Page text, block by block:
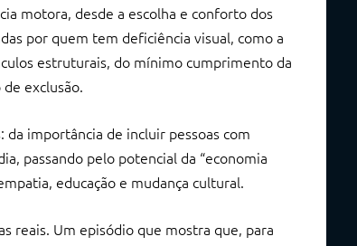
motora, desde a escolha e conforto dos
por quem tem deficiência visual, como a
estruturais, do mínimo cumprimento da
exclusão.
importância de incluir pessoas com
passando pelo potencial da “economia
educação e mudança cultural.
reais. Um episódio que mostra que, para